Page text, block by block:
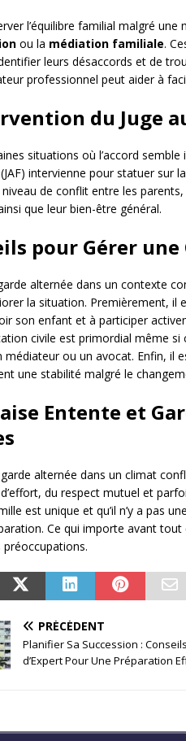
l’équilibre familial malgré
ou la médiation familiale.
leurs désaccords et de
professionnel peut aider à
du Juge
situations où l’accord
intervienne pour statuer sur
de conflit entre les parents,
que leur bien-être général.
pour Gérer
alternée dans un contexte
la situation. Premièrement, il
son enfant et à participer
civile est primordial même si
médiateur ou un avocat. Enfin, il
une stabilité malgré le
Entente et
alternée dans un climat
du respect mutuel et
est unique et qu’il n’y a pas
Ce qui importe avant
préoccupations.
PRÉCÉDENT
Planifier Sa Succession : Conseils
d’Expert Pour Une Préparation